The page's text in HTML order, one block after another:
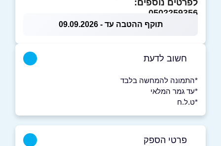
לפרטים נוספים:
0502259356
תוקף ההטבה עד - 09.09.2026
חשוב לדעת
*התמונה להמחשה בלבד
*עד גמר המלאי
*ט.ל.ח
פרטי הספק